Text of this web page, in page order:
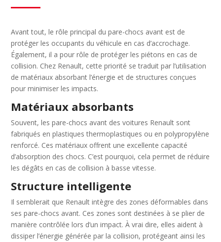
Avant tout, le rôle principal du pare-chocs avant est de
protéger les occupants du véhicule en cas d’accrochage.
Également, il a pour rôle de protéger les piétons en cas de
collision. Chez Renault, cette priorité se traduit par l’utilisation
de matériaux absorbant l’énergie et de structures conçues
pour minimiser les impacts.
Matériaux absorbants
Souvent, les pare-chocs avant des voitures Renault sont
fabriqués en plastiques thermoplastiques ou en polypropylène
renforcé. Ces matériaux offrent une excellente capacité
d’absorption des chocs. C’est pourquoi, cela permet de réduire
les dégâts en cas de collision à basse vitesse.
Structure intelligente
Il semblerait que Renault intègre des zones déformables dans
ses pare-chocs avant. Ces zones sont destinées à se plier de
manière contrôlée lors d’un impact. À vrai dire, elles aident à
dissiper l’énergie générée par la collision, protégeant ainsi les